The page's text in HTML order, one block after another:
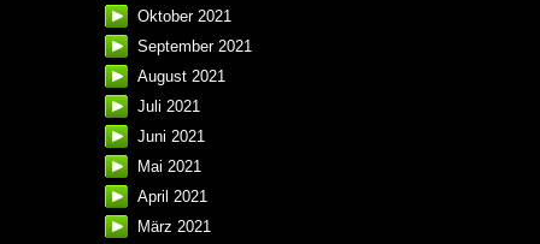
Oktober 2021
September 2021
August 2021
Juli 2021
Juni 2021
Mai 2021
April 2021
März 2021